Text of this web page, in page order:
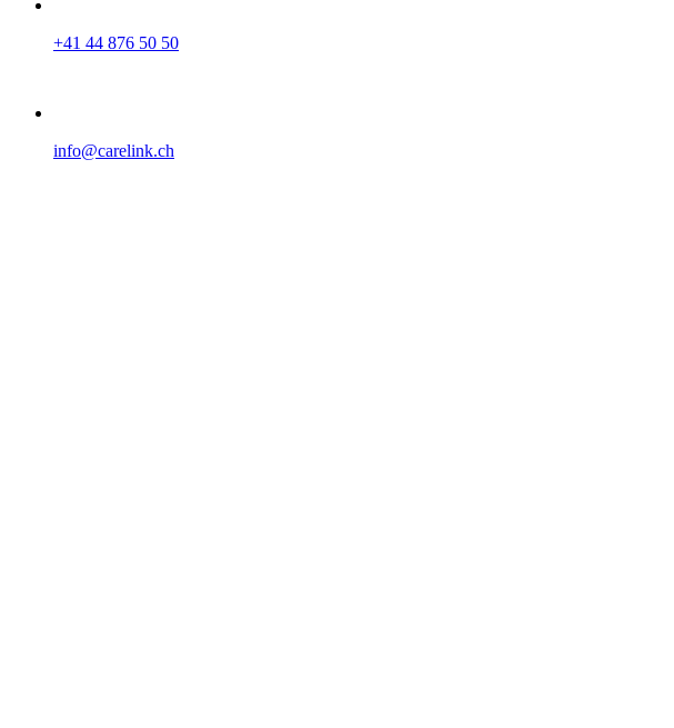
+41 44 876 50 50
info@carelink.ch